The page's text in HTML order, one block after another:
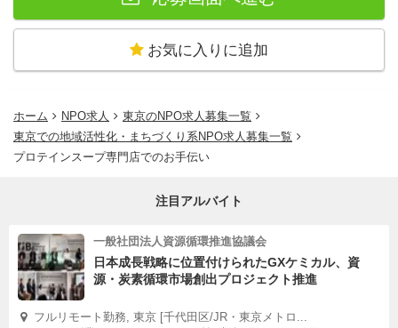
お気に入りに追加
ホーム NPO求人
東京のNPO求人募集一覧
東京での地域活性化・まちづくり系NPO求人募集一覧
プロテインスープ専門店でのお手伝い
注目アルバイト
一般社団法人資源循環推進協議会
日本成長戦略に位置付けられたGXケミカル、資
源・炭素循環市場創出プロジェクト推進
フルリモート勤務, 東京 [千代田区/JR・東京メトロ...